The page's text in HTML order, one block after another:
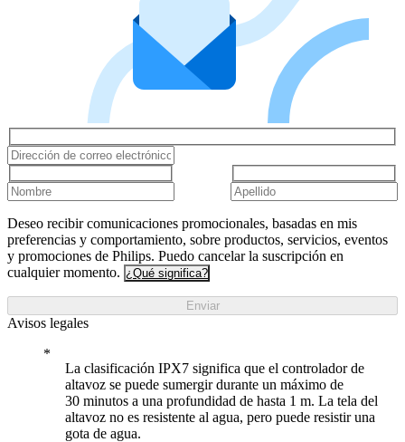
Deseo recibir comunicaciones promocionales, basadas en mis
preferencias y comportamiento, sobre productos, servicios, eventos
y promociones de Philips. Puedo cancelar la suscripción en
cualquier momento. ¿Qué significa?
Enviar
Avisos legales
La clasificación IPX7 significa que el controlador de
altavoz se puede sumergir durante un máximo de
30 minutos a una profundidad de hasta 1 m. La tela del
altavoz no es resistente al agua, pero puede resistir una
gota de agua.